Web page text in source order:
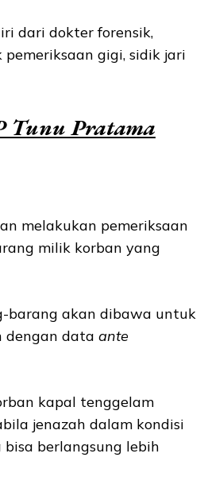
dari dokter forensik,
gigi, sidik jari
Tunu Pratama
melakukan pemeriksaan
milik korban yang
barang akan dibawa untuk
dengan data ante
kapal tenggelam
jenazah dalam kondisi
berlangsung lebih